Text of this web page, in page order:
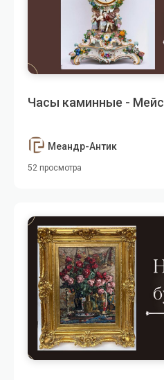
Часы каминные -
Меандр-Антик
52 просмотра